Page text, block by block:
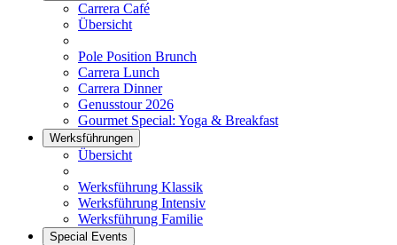
Carrera Café
Übersicht
Pole Position Brunch
Carrera Lunch
Carrera Dinner
Genusstour 2026
Gourmet Special: Yoga & Breakfast
Werksführungen
Übersicht
Werksführung Klassik
Werksführung Intensiv
Werksführung Familie
Special Events